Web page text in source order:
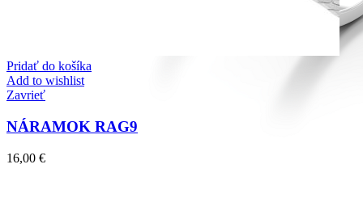
Pridať do košíka
Add to wishlist
Zavrieť
NÁRAMOK RAG9
16,00 €